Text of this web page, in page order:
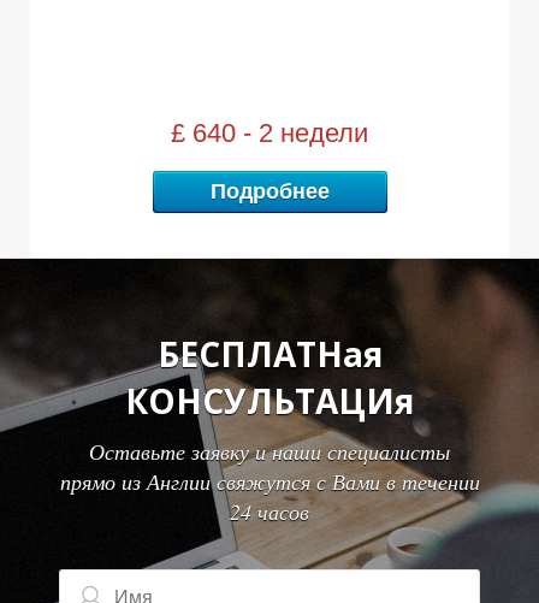
Е
£ 640 - 2 недели
Подробнее
БЕСПЛАТНая
КОНСУЛЬТАЦИя
Оставьте заявку и наши специалисты
прямо из Англии свяжутся с Вами в течении
24 часов
Е